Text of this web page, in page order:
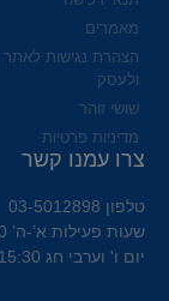
מאמרים
הצהרת נגישות לאתר
ולעסק
שושי זוהר
מדיניות פרטיות
צרו עמנו קשר
טלפון 03-5012898
שעות פעילות א’-ה’ 10:00-20:30
יום ו' וערבי חג 9:00-15:30